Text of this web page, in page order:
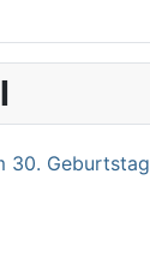
30. Geburtstag